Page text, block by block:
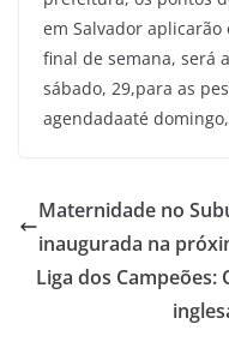
em Salvador aplicarão
final de semana, será
sábado, 29,para as
agendadaaté
Maternidade no
inaugurada na
Liga dos Campeões: